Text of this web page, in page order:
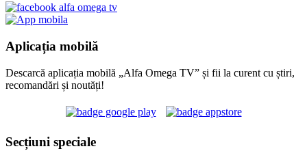
Aplicația mobilă
Descarcă aplicația mobilă „Alfa Omega TV” și fii la curent cu știri,
recomandări și noutăți!
Secțiuni speciale